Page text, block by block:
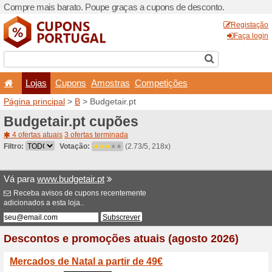
Compre mais barato.
Lojas Cupons
Página principal>